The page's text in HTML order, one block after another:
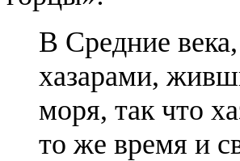
В Средние
хазарами,
моря, так что
то же время и